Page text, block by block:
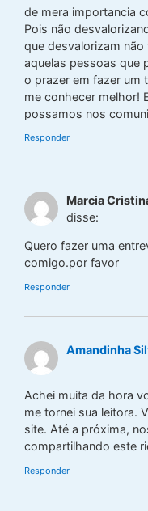
de mera importancia
Pois não
que desvalorizam
aquelas pessoas que
o prazer em fazer um
me conhecer melhor!
possamos nos
Responder
Marcia
disse:
Quero fazer uma
comigo.por favor
Responder
Amandinha
Achei muita da hora
me tornei sua leitora.
site. Até a próxima,
compartilhando este
Responder